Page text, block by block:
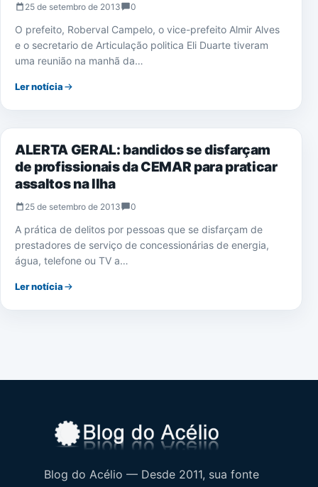
25 de setembro de 2013 0
O prefeito, Roberval Campelo, o vice-prefeito Almir Alves
e o secretario de Articulação politica Eli Duarte tiveram
uma reunião na manhã da…
Ler notícia
NOTÍCIAS
ALERTA GERAL: bandidos se disfarçam
de profissionais da CEMAR para praticar
assaltos na Ilha
25 de setembro de 2013 0
A prática de delitos por pessoas que se disfarçam de
prestadores de serviço de concessionárias de energia,
água, telefone ou TV a…
Ler notícia
Blog do Acélio — Desde 2011, sua fonte